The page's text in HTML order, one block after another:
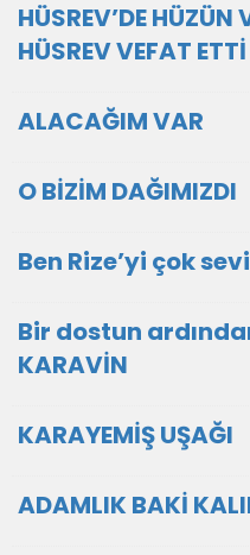
HÜSREV’DE
HÜSREV VEFAT ETTİ
ALACAĞIM VAR
O BİZİM DAĞIMIZDI
Ben Rize’yi çok
Bir dostun
KARAVİN
KARAYEMİŞ UŞAĞI
ADAMLIK BAKİ